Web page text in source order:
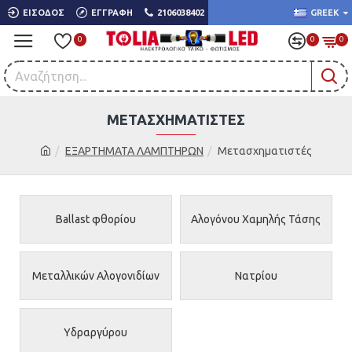
ΕΊΣΟΔΟΣ ΕΓΓΡΑΦΉ 2106038402 GREEK
0 0 0
ΕΞΑΡΤΗΜΑΤΑ ΛΑΜΠΤΗΡΩΝ Μετασχηματιστές
ΜΕΤΑΣΧΗΜΑΤΙΣΤΈΣ
Ballast φθορίου Αλογόνου Χαμηλής Τάσης
Μεταλλικών Αλογονιδίων Νατρίου
Υδραργύρου